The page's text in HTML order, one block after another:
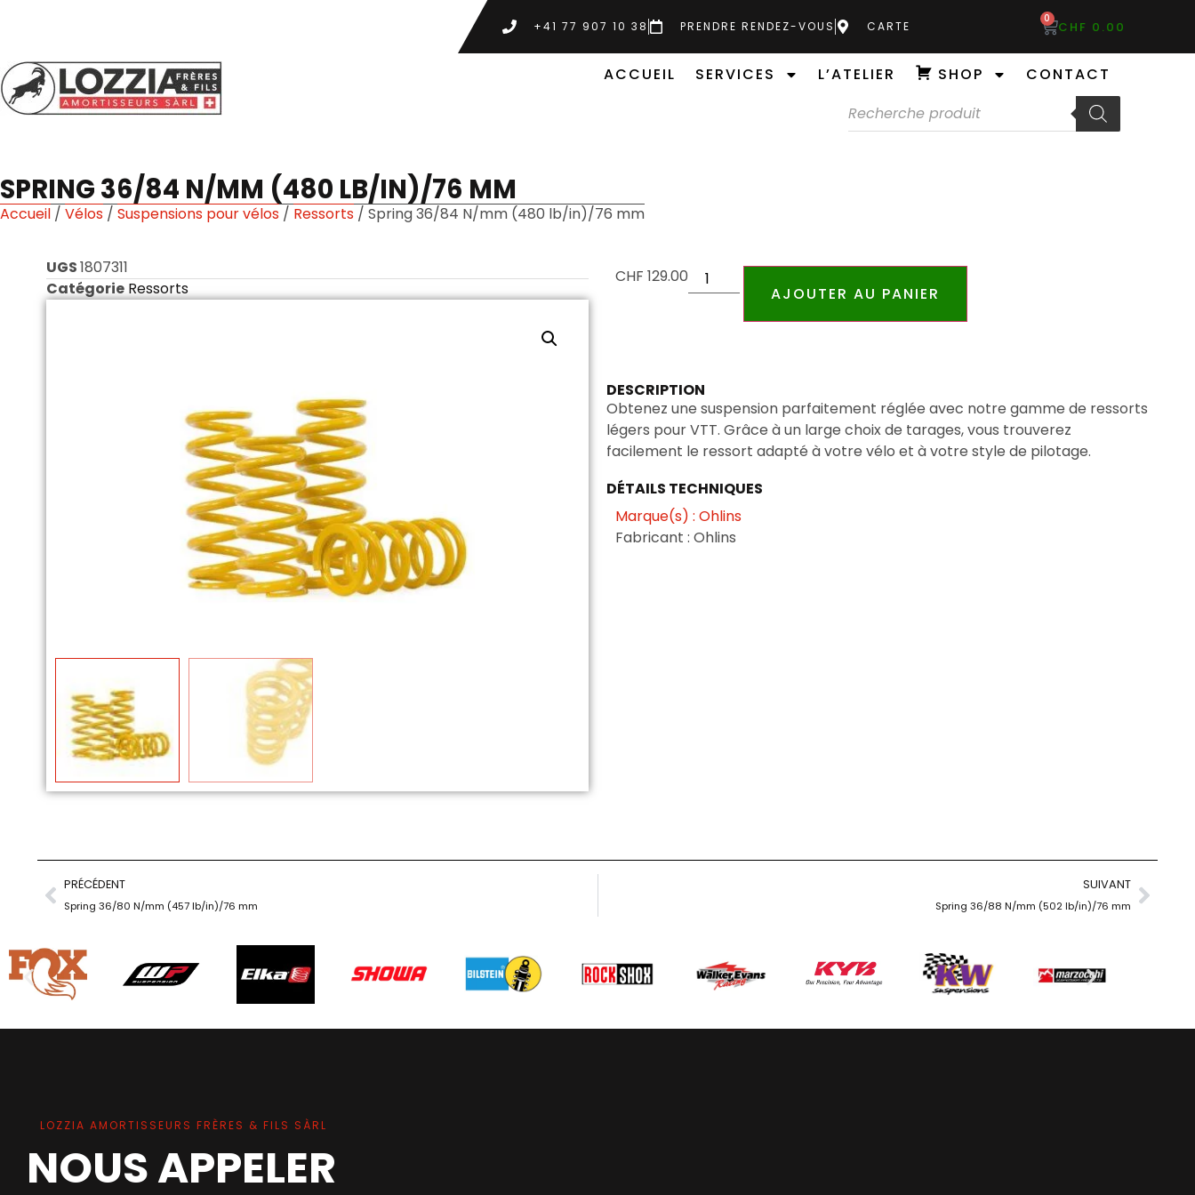
+41 77 907 10 38 PRENDRE RENDEZ-VOUS CARTE CHF 0.00
0
ACCUEIL SERVICES L’ATELIER SHOP CONTACT
SPRING 36/84 N/MM (480 LB/IN)/76 MM
Accueil / Vélos / Suspensions pour vélos / Ressorts / Spring 36/84 N/mm (480 lb/in)/76 mm
UGS1807311
Catégorie Ressorts
CHF 129.00
AJOUTER AU PANIER
DESCRIPTION
Obtenez une suspension parfaitement réglée avec notre gamme de ressorts
légers pour VTT. Grâce à un large choix de tarages, vous trouverez
facilement le ressort adapté à votre vélo et à votre style de pilotage.
DÉTAILS TECHNIQUES
Marque(s) : Ohlins
Fabricant : Ohlins
PRÉCÉDENT
Spring 36/80 N/mm (457 lb/in)/76 mm
SUIVANT
Spring 36/88 N/mm (502 lb/in)/76 mm
LOZZIA AMORTISSEURS FRÈRES & FILS SÀRL
NOUS APPELER